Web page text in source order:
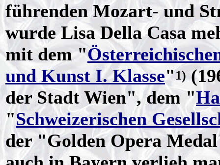
führenden Mozart- und
wurde Lisa Della Casa
mit dem "
und Kunst I. Klasse"1)
der Stadt Wien", dem "
"Schweizerischen
der "Golden Opera